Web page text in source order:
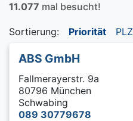
11.077 mal besucht!
Sortierung: Priorität PLZ
ABS GmbH
Fallmerayerstr. 9a
80796 München
Schwabing
089 30779678